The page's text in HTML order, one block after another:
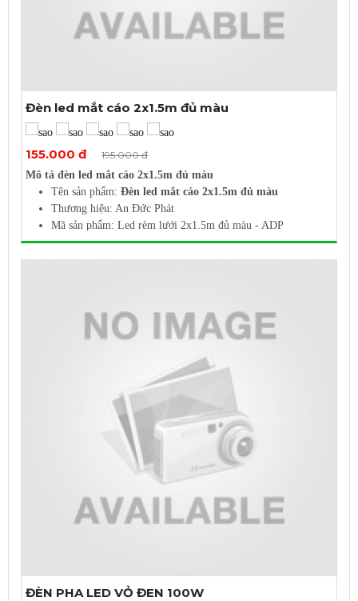
Xem thêm ảnh
Đèn led mắt cáo 2x1.5m đủ màu
155.000 đ
195.000 đ
Mô tả đèn led mắt cáo 2x1.5m đủ màu
Tên sản phẩm: Đèn led mắt cáo 2x1.5m đủ màu
Thương hiệu: An Đức Phát
Mã sản phẩm: Led rèm lưới 2x1.5m đủ màu - ADP
Điện áp: 220V AC
Kích thước (mét): 2x1.5
Chỉ số bảo vệ: IP44
Điều khiển 8 chế độ
Có thể nối dài
ĐÈN PHA LED VỎ ĐEN 100W